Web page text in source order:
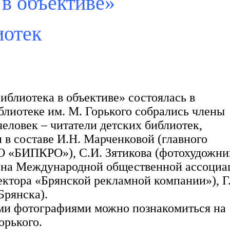
в объективе» состоялась в
им. М. Горького собрались члены
– читатели детских библиотек,
составе И.Н. Марченковой (главного
«БИПКРО»), С.И. Зятикова
Международной общественной
«Брянской рекламной компании»),
фотографиями можно познакомиться на